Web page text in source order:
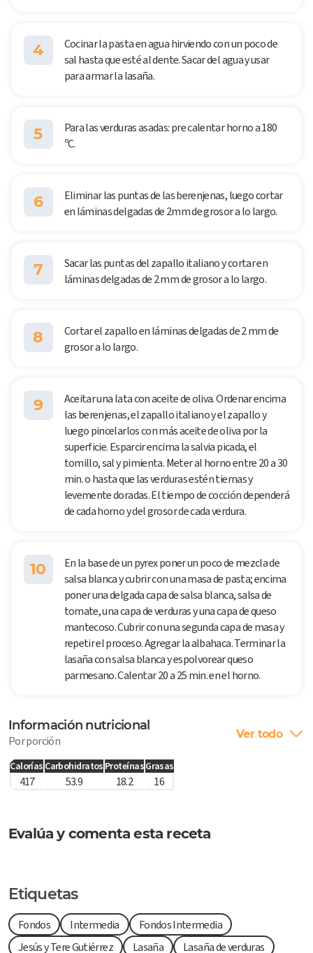
4
Cocinar la pasta en agua hirviendo con un poco de
sal hasta que esté al dente. Sacar del agua y usar
para armar la lasaña.
5
Para las verduras asadas: pre calentar horno a 180
ºC.
6
Eliminar las puntas de las berenjenas, luego cortar
en láminas delgadas de 2mm de grosor a lo largo.
7
Sacar las puntas del zapallo italiano y cortar en
láminas delgadas de 2 mm de grosor a lo largo.
8
Cortar el zapallo en láminas delgadas de 2 mm de
grosor a lo largo.
9
Aceitar una lata con aceite de oliva. Ordenar encima
las berenjenas, el zapallo italiano y el zapallo y
luego pincelarlos con más aceite de oliva por la
superficie. Esparcir encima la salvia picada, el
tomillo, sal y pimienta. Meter al horno entre 20 a 30
min. o hasta que las verduras estén tiernas y
levemente doradas. El tiempo de cocción dependerá
de cada horno y del grosor de cada verdura.
10
En la base de un pyrex poner un poco de mezcla de
salsa blanca y cubrir con una masa de pasta; encima
poner una delgada capa de salsa blanca, salsa de
tomate, una capa de verduras y una capa de queso
mantecoso. Cubrir con una segunda capa de masa y
repetir el proceso. Agregar la albahaca. Terminar la
lasaña con salsa blanca y espolvorear queso
parmesano. Calentar 20 a 25 min. en el horno.
Información nutricional
Por porción Ver todo
Calorías Carbohidratos ProteínasGrasas
417 53.9 18.2 16
Evalúa y comenta esta receta
Etiquetas
Fondos Intermedia
Fondos Intermedia
Jesús y Tere Gutiérrez
Lasaña Lasaña de verduras